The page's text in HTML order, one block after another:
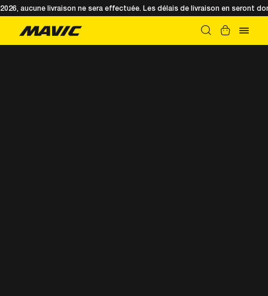
aucune livraison ne sera effectuée. Les délais de livraison en seront